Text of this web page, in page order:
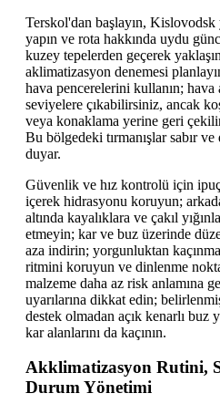
Terskol'dan başlayın, Kislovodsk
yapın ve rota hakkında uydu
kuzey tepelerden geçerek
aklimatizasyon denemesi
hava pencerelerini kullanın; hava
seviyelere çıkabilirsiniz, ancak
veya konaklama yerine geri
Bu bölgedeki tırmanışlar sabır
duyar.
Güvenlik ve hız kontrolü için
içerek hidrasyonu koruyun;
altında kayalıklara ve çakıl
etmeyin; kar ve buz üzerinde
aza indirin; yorgunluktan
ritmini koruyun ve dinlenme
malzeme daha az risk anlamına
uyarılarına dikkat edin;
destek olmadan açık kenarlı buz
kar alanlarını da kaçının.
Akklimatizasyon Rutini,
Durum Yönetimi